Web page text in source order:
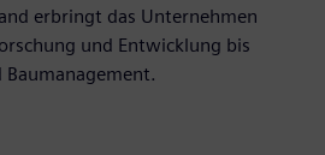
erbringt das Unternehmen
und Entwicklung bis
Baumanagement.